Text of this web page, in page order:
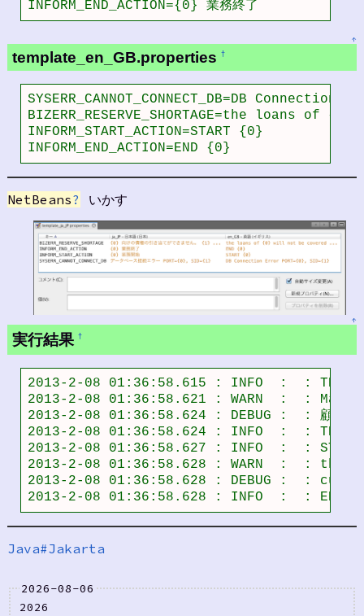
2026-08-06
2026
INFORM_END_ACTION={0} 業務終了
↑
template_en_GB.properties †
SYSERR_CANNOT_CONNECT_DB=DB
BIZERR_RESERVE_SHORTAGE=the
INFORM_START_ACTION=START {0}
INFORM_END_ACTION=END {0}
NetBeans? いかす
↑
実行結果 †
2013-2-08 01:36:58.615 : INFO  :  : TEST
2013-2-08 01:36:58.621 : WARN  :  : Mario
2013-2-08 01:36:58.624 : DEBUG :  : 顧客
2013-2-08 01:36:58.624 : INFO  :  : TEST
2013-2-08 01:36:58.627 : INFO  :  : START
2013-2-08 01:36:58.628 : WARN  :  :
2013-2-08 01:36:58.628 : DEBUG :  :
2013-2-08 01:36:58.628 : INFO  :  : END
Java#Jakarta